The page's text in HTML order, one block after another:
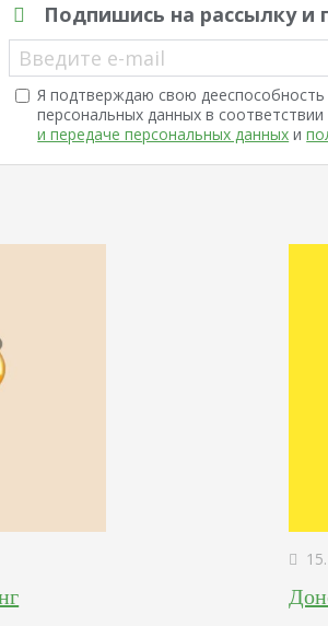
Подпишись на рассылку и
Введите e-mail
Я подтверждаю свою
персональных данных в
и передаче персональных данных и